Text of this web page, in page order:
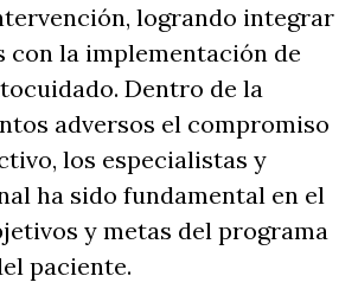
logrando integrar
con la implementación de
Dentro de la
adversos el compromiso
los especialistas y
ha sido fundamental en el
y metas del programa
paciente.